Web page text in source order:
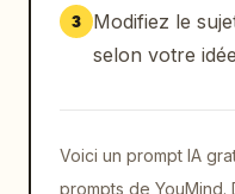
silhouettes
sobre de marrons,
anthracite, bleu
délabrée issue
à l'humour noir,
3
Modifiez le
selon votre
Voici un prompt IA
prompts de YouMind.